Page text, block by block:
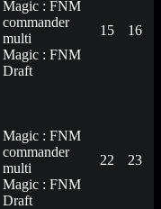
Magic : FNM
commander
multi
Magic : FNM
Draft
15 16
Magic : FNM
commander
multi
Magic : FNM
Draft
22 23